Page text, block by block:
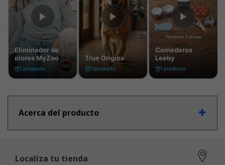
Acerca del producto
Localiza tu tienda